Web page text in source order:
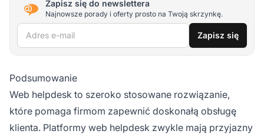
Zapisz się do newslettera
Najnowsze porady i oferty prosto na Twoją skrzynkę.
Adres e-mail Zapisz się
Podsumowanie
Web helpdesk to szeroko stosowane rozwiązanie,
które pomaga firmom zapewnić doskonałą obsługę
klienta. Platformy web helpdesk zwykle mają przyjazny